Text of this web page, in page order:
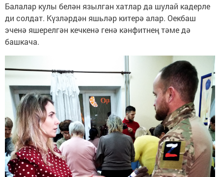
Балалар кулы белән язылган хатлар да шулай кадерле
ди солдат. Күзләрдән яшьләр китерә алар. Оекбаш
эченә яшерелгән кечкенә генә кәнфитнең тәме дә
башкача.